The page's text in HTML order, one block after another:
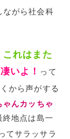
ながら社会科
これはまた
いよ！ って
から声がする
ゃんカッちゃ
終地点は島一
てサラッサラ